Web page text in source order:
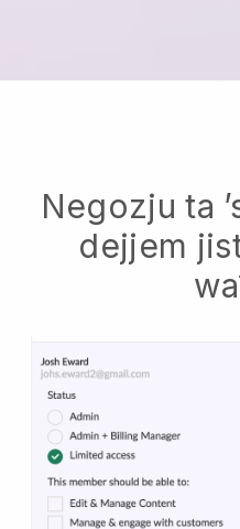
Negozju ta
dejjem